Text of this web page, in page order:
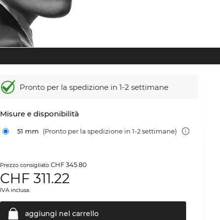
Pronto per la spedizione in 1-2 settimane
Misure e disponibilità
51 mm (Pronto per la spedizione in 1-2 settimane)
Prezzo consigliatoCHF 345.80
CHF311.22
IVA inclusa.
aggiungi nel carrello